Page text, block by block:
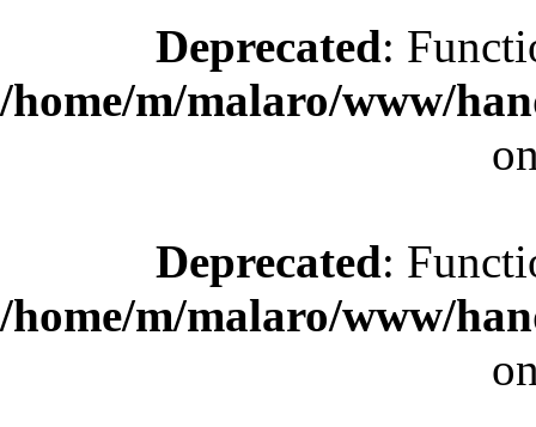
Deprecated:
/home/m/malaro/www/
Deprecated:
/home/m/malaro/www/